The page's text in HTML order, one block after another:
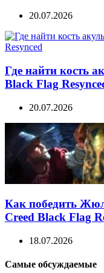
20.07.2026
Где найти кость
Black Flag
20.07.2026
Как победить
Creed Black Flag
18.07.2026
Самые обсуждаемые